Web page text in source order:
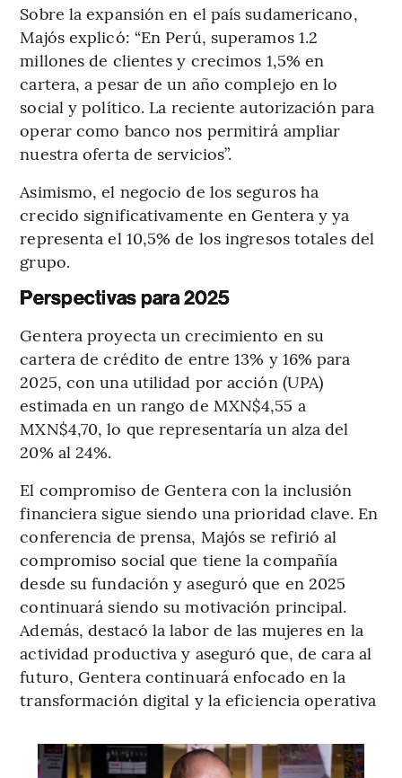
Sobre la expansión en el país sudamericano,
Majós explicó: “En Perú, superamos 1.2
millones de clientes y crecimos 1,5% en
cartera, a pesar de un año complejo en lo
social y político. La reciente autorización para
operar como banco nos permitirá ampliar
nuestra oferta de servicios”.
Asimismo, el negocio de los seguros ha
crecido significativamente en Gentera y ya
representa el 10,5% de los ingresos totales del
grupo.
Perspectivas para 2025
Gentera proyecta un crecimiento en su
cartera de crédito de entre 13% y 16% para
2025, con una utilidad por acción (UPA)
estimada en un rango de MXN$4,55 a
MXN$4,70, lo que representaría un alza del
20% al 24%.
El compromiso de Gentera con la inclusión
financiera sigue siendo una prioridad clave. En
conferencia de prensa, Majós se refirió al
compromiso social que tiene la compañía
desde su fundación y aseguró que en 2025
continuará siendo su motivación principal.
Además, destacó la labor de las mujeres en la
actividad productiva y aseguró que, de cara al
futuro, Gentera continuará enfocado en la
transformación digital y la eficiencia operativa